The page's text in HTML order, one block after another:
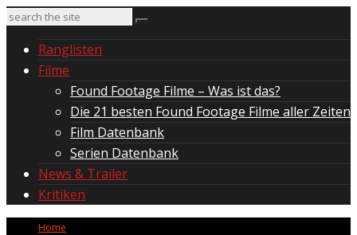
Ranglisten
Filme
Found Footage Filme – Was ist das?
Die 21 besten Found Footage Filme aller Zeiten
Film Datenbank
Serien Datenbank
News & Trailer
Kritiken
Home